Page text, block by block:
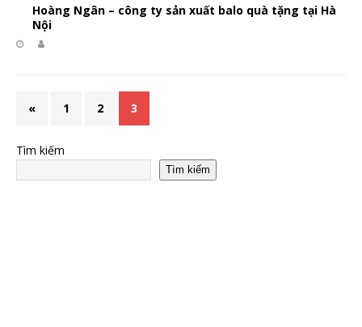
Hoàng Ngân – công ty sản xuất balo quà tặng tại Hà
Nội
« 1 2 3
Tìm kiếm
Tìm kiếm